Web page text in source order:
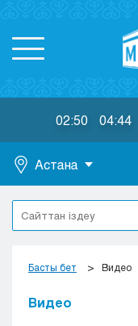
02:50 04:44
Астана
Астана
Алматы
Жезказган
Басты бет Видео
Видео